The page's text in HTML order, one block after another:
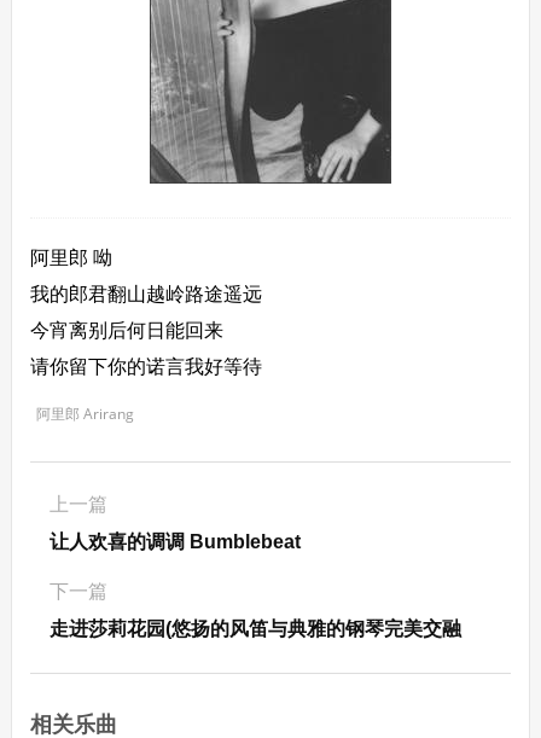
阿里郎 呦
我的郎君翻山越岭路途遥远
今宵离别后何日能回来
请你留下你的诺言我好等待
阿里郎 Arirang
上一篇
让人欢喜的调调 Bumblebeat
下一篇
走进莎莉花园(悠扬的风笛与典雅的钢琴完美交融
相关乐曲